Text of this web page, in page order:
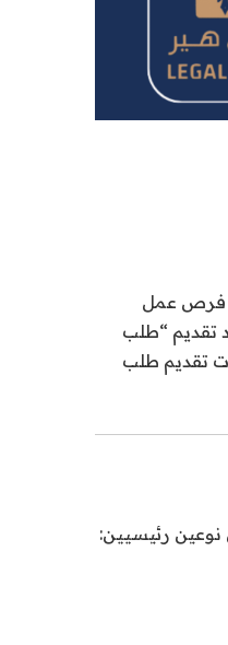
فرص عمل
تقديم “طلب
تقديم طلب
نوعين رئيسيين: